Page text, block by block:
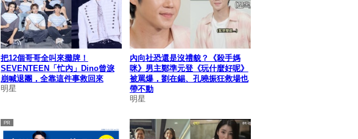
把12個哥哥全叫來攤牌！
SEVENTEEN「忙內」Dino曾淚
崩喊退團，全靠這件事救回來
明星
內向社恐還是沒禮貌？《殺手媽
咪》男主鄭準元登《玩什麼好呢》
被罵爆，劉在錫、孔曉振狂救場也
帶不動
明星